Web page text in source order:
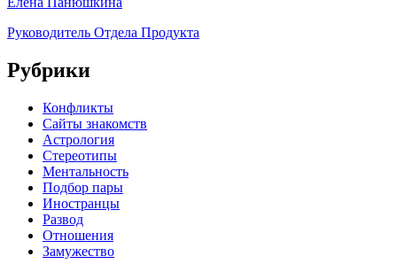
Руководитель Отдела Продукта
Рубрики
Конфликты
Сайты знакомств
Астрология
Стереотипы
Ментальность
Подбор пары
Иностранцы
Развод
Отношения
Замужество